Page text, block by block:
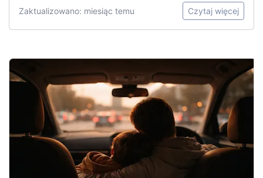
Zaktualizowano: miesiąc temu Czytaj więcej